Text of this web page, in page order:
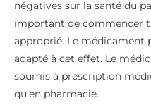
négatives sur la santé du
important de commencer
approprié. Le médicament
adapté à cet effet. Le
soumis à prescription
qu’en pharmacie.